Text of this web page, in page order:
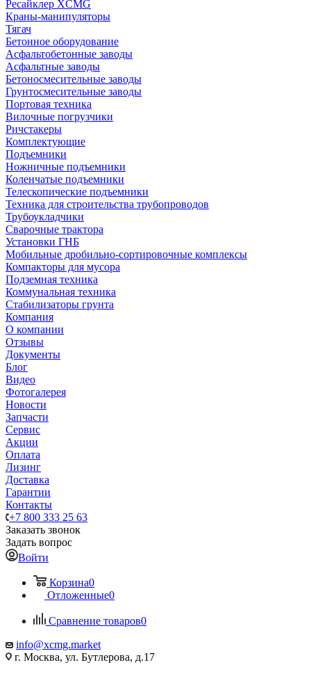
Ресайклер XCMG
Краны-манипуляторы
Тягач
Бетонное оборудование
Асфальтобетонные заводы
Асфальтные заводы
Бетоносмесительные заводы
Грунтосмесительные заводы
Портовая техника
Вилочные погрузчики
Ричстакеры
Комплектующие
Подъемники
Ножничные подъемники
Коленчатые подъемники
Телескопические подъемники
Техника для строительства трубопроводов
Трубоукладчики
Сварочные трактора
Установки ГНБ
Мобильные дробильно-сортировочные комплексы
Компакторы для мусора
Подземная техника
Коммунальная техника
Стабилизаторы грунта
Компания
О компании
Отзывы
Документы
Блог
Видео
Фотогалерея
Новости
Запчасти
Сервис
Акции
Оплата
Лизинг
Доставка
Гарантии
Контакты
+7 800 333 25 63
Заказать звонок
Задать вопрос
Войти
Корзина0
Отложенные0
Сравнение товаров0
info@xcmg.market
г. Москва, ул. Бутлерова, д.17